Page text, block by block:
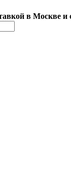
в Москве и